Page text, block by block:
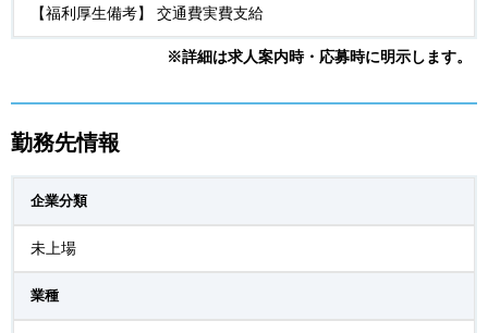
【福利厚生備考】 交通費実費支給
※詳細は求人案内時・応募時に明示します。
勤務先情報
企業分類
未上場
業種